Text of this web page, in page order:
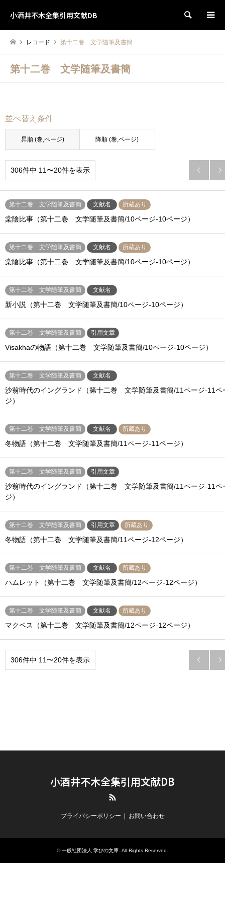
小酒井不木全集引用文献DB 検索
レコード 第十二巻 文学随筆及書簡
第十二巻 文学随筆及書簡
並べ替え条件
昇順 (巻,ページ) 降順 (巻,ページ)
306件中 11〜20件を表示  
第十二巻 文学随筆及書簡 文献名 所蔵あり
棠陰比事（第十二巻 文学随筆及書簡/10ページ-10ページ）
第十二巻 文学随筆及書簡 文献名 所蔵あり
棠陰比事（第十二巻 文学随筆及書簡/10ページ-10ページ）
第十二巻 文学随筆及書簡 文献名
新小説（第十二巻 文学随筆及書簡/10ページ-10ページ）
第十二巻 文学随筆及書簡 引用文章
Visakhaの物語（第十二巻 文学随筆及書簡/10ページ-10ページ）
第十二巻 文学随筆及書簡 文献名
沙翁時代のイングランド（第十二巻 文学随筆及書簡/11ページ-11ペ
ジ）
第十二巻 文学随筆及書簡 文献名 所蔵あり
冬物語（第十二巻 文学随筆及書簡/11ページ-11ページ）
第十二巻 文学随筆及書簡 引用文章
沙翁時代のイングランド（第十二巻 文学随筆及書簡/11ページ-11ペ
ジ）
第十二巻 文学随筆及書簡 引用文章 所蔵あり
冬物語（第十二巻 文学随筆及書簡/11ページ-12ページ）
第十二巻 文学随筆及書簡 文献名 所蔵あり
ハムレット（第十二巻 文学随筆及書簡/12ページ-12ページ）
第十二巻 文学随筆及書簡 文献名 所蔵あり
マクベス（第十二巻 文学随筆及書簡/12ページ-12ページ）
306件中 11〜20件を表示  
小酒井不木全集引用文献DB
プライバシーポリシー お問い合わせ
© 一般社団法人 学びの文庫. All Rights Reserved.